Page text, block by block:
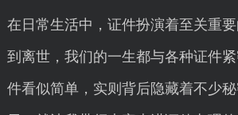
在日常生活中，证件扮演着至关重
到离世，我们的一生都与各种证件
件看似简单，实则背后隐藏着不少